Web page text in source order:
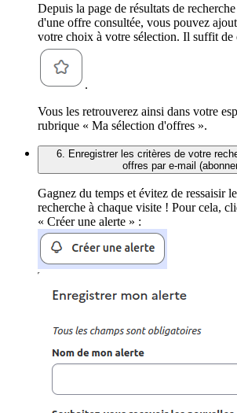
Depuis la page de résultats de
d'une offre consultée, vous pouvez
votre choix à votre sélection. Il suffit
.
Vous les retrouverez ainsi dans votre
rubrique « Ma sélection d'offres ».
6. Enregistrer les critères de votre
offres par e-mail
Gagnez du temps et évitez de ressaisir
recherche à chaque visite ! Pour cela,
« Créer une alerte » :